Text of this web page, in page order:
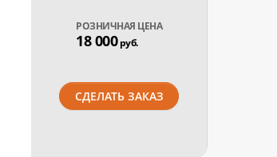
РОЗНИЧНАЯ ЦЕНА
18 000руб.
СДЕЛАТЬ ЗАКАЗ